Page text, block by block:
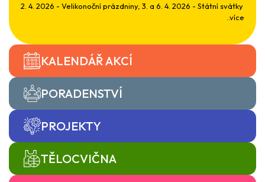
2. 4. 2026 - Velikonoční prázdniny, 3. a 6. 4. 2026 - Státní svátky
..více
KALENDÁŘ AKCÍ
PORADENSTVÍ
PROJEKTY
TĚLOCVIČNA